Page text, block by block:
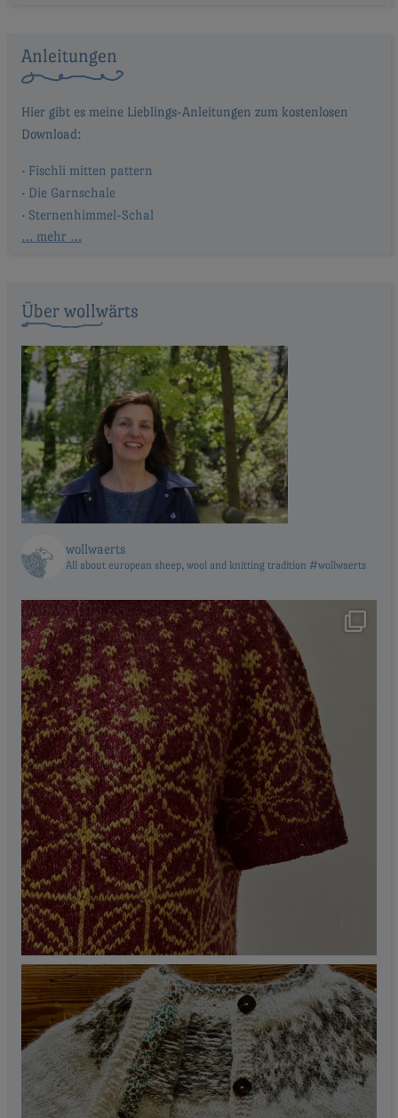
Anleitungen
Fischli mitten pattern
Die Garnschale
Sternenhimmel-Schal
… mehr …
Über wollwärts
wollwaerts
All about european sheep, wool and knitting tradition #wollwaerts